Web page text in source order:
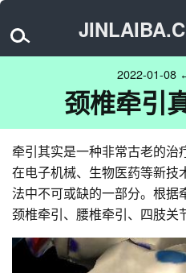
2022-01-08
颈椎牵引
牵引其实是一种非常古老的治
在电子机械、生物医药等新技
法中不可或缺的一部分。根据
颈椎牵引、腰椎牵引、四肢关